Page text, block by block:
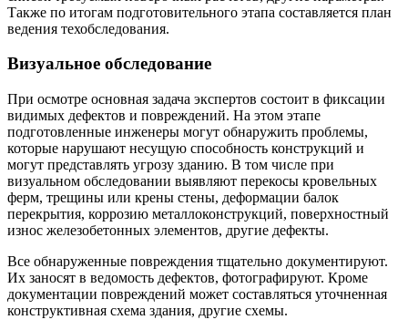
Также по итогам подготовительного этапа составляется план
ведения техобследования.
Визуальное обследование
При осмотре основная задача экспертов состоит в фиксации
видимых дефектов и повреждений. На этом этапе
подготовленные инженеры могут обнаружить проблемы,
которые нарушают несущую способность конструкций и
могут представлять угрозу зданию. В том числе при
визуальном обследовании выявляют перекосы кровельных
ферм, трещины или крены стены, деформации балок
перекрытия, коррозию металлоконструкций, поверхностный
износ железобетонных элементов, другие дефекты.
Все обнаруженные повреждения тщательно документируют.
Их заносят в ведомость дефектов, фотографируют. Кроме
документации повреждений может составляться уточненная
конструктивная схема здания, другие схемы.